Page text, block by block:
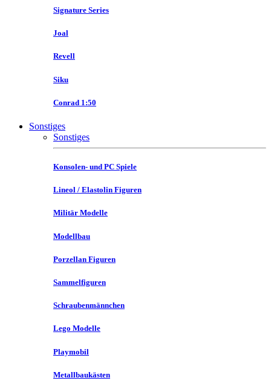
Signature Series
Joal
Revell
Siku
Conrad 1:50
Sonstiges
Sonstiges
Konsolen- und PC Spiele
Lineol / Elastolin Figuren
Militär Modelle
Modellbau
Porzellan Figuren
Sammelfiguren
Schraubenmännchen
Lego Modelle
Playmobil
Metallbaukästen